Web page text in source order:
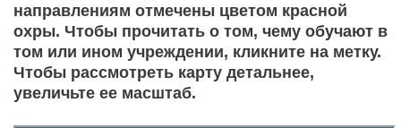
направлениям отмечены цветом красной
охры. Чтобы прочитать о том, чему обучают в
том или ином учреждении, кликните на метку.
Чтобы рассмотреть карту детальнее,
увеличьте ее масштаб.